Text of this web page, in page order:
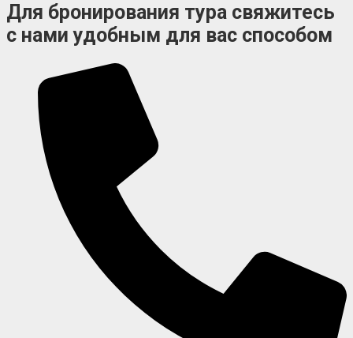
Для бронирования тура свяжитесь
с нами удобным для вас способом